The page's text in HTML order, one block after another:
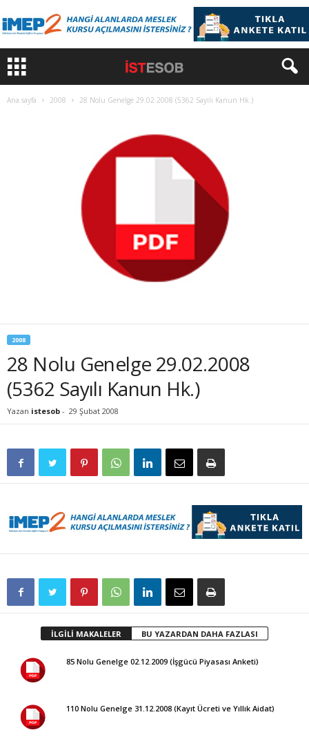
Ana sayfa 2008 28 Nolu Genelge 29.02.2008 (5362 Sayılı Kanun Hk.)
2008
28 Nolu Genelge 29.02.2008
(5362 Sayılı Kanun Hk.)
Yazan istesob - 29 Şubat 2008
İLGİLİ MAKALELER BU YAZARDAN DAHA FAZLASI
85 Nolu Genelge 02.12.2009 (İşgücü Piyasası Anketi)
110 Nolu Genelge 31.12.2008 (Kayıt Ücreti ve Yıllık Aidat)